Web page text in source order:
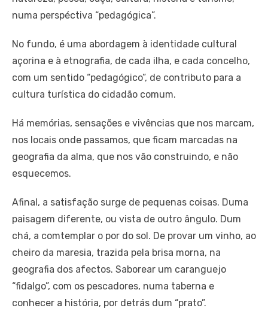
numa perspéctiva “pedagógica”.
No fundo, é uma abordagem à identidade cultural
açorina e à etnografia, de cada ilha, e cada concelho,
com um sentido “pedagógico”, de contributo para a
cultura turística do cidadão comum.
Há memórias, sensações e vivências que nos marcam,
nos locais onde passamos, que ficam marcadas na
geografia da alma, que nos vão construindo, e não
esquecemos.
Afinal, a satisfação surge de pequenas coisas. Duma
paisagem diferente, ou vista de outro ângulo. Dum
chá, a comtemplar o por do sol. De provar um vinho, ao
cheiro da maresia, trazida pela brisa morna, na
geografia dos afectos. Saborear um caranguejo
“fidalgo”, com os pescadores, numa taberna e
conhecer a história, por detrás dum “prato”.